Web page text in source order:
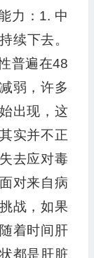
力：1. 中
续下去。
普遍在48
弱，许多
出现，这
实并不正
去应对毒
对来自病
战，如果
着时间肝
都是肝脏